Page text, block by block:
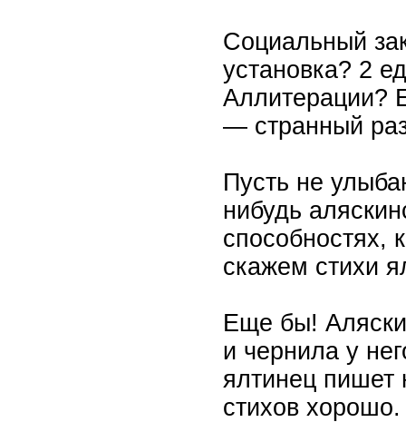
Социальный
установка? 2
Аллитерации?
— странный
Пусть не
нибудь
способностях,
скажем стихи
Еще бы!
и чернила у
ялтинец пишет
стихов хорошо.